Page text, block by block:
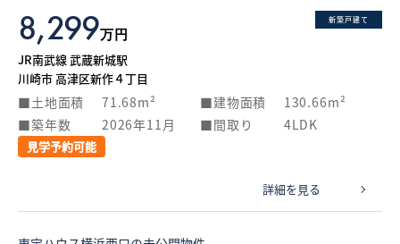
新築戸建て
8,299万円
JR南武線 武蔵新城駅
川崎市 高津区新作４丁目
土地面積 71.68m² 建物面積
130.66m²
築年数
2026年11月 間取り 4LDK
見学予約可能
詳細を見る